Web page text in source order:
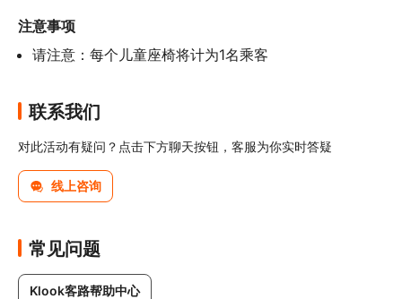
注意事项
请注意：每个儿童座椅将计为1名乘客
联系我们
对此活动有疑问？点击下方聊天按钮，客服为你实时答疑
线上咨询
常见问题
Klook客路帮助中心